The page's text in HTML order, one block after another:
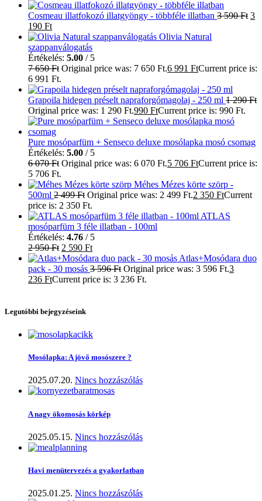
Cosmeau illatfokozó illatgyöngy - többféle illatban 3 590Ft 3
190 Ft
Olivia Natural
szappanválogatás
Értékelés: 5.00 / 5
7 650Ft Original price was: 7 650 Ft.6 991 FtCurrent price is:
6 991 Ft.
Grapoila hidegen préselt napraforgómagolaj - 250 ml 1 290Ft
Original price was: 1 290 Ft.990 FtCurrent price is: 990 Ft.
Pure mosóparfüm + Senseco deluxe mosólapka mosó csomag
Értékelés: 5.00 / 5
6 070Ft Original price was: 6 070 Ft.5 706 FtCurrent price is:
5 706 Ft.
Méhes Mézes körte szörp -
500ml 2 499Ft Original price was: 2 499 Ft.2 350 FtCurrent
price is: 2 350 Ft.
ATLAS
mosóparfüm 3 féle illatban - 100ml
Értékelés: 4.76 / 5
2 950Ft 2 590 Ft
Atlas+Mosódara duo
pack - 30 mosás 3 596Ft Original price was: 3 596 Ft.3
236 FtCurrent price is: 3 236 Ft.
Legutóbbi bejegyzéseink
Mosólapka: A jövő mosószere ?
2025.07.20. Nincs hozzászólás
A nagy ökomosás körkép
2025.05.15. Nincs hozzászólás
Havi menütervezés a gyakorlatban
2025.01.25. Nincs hozzászólás